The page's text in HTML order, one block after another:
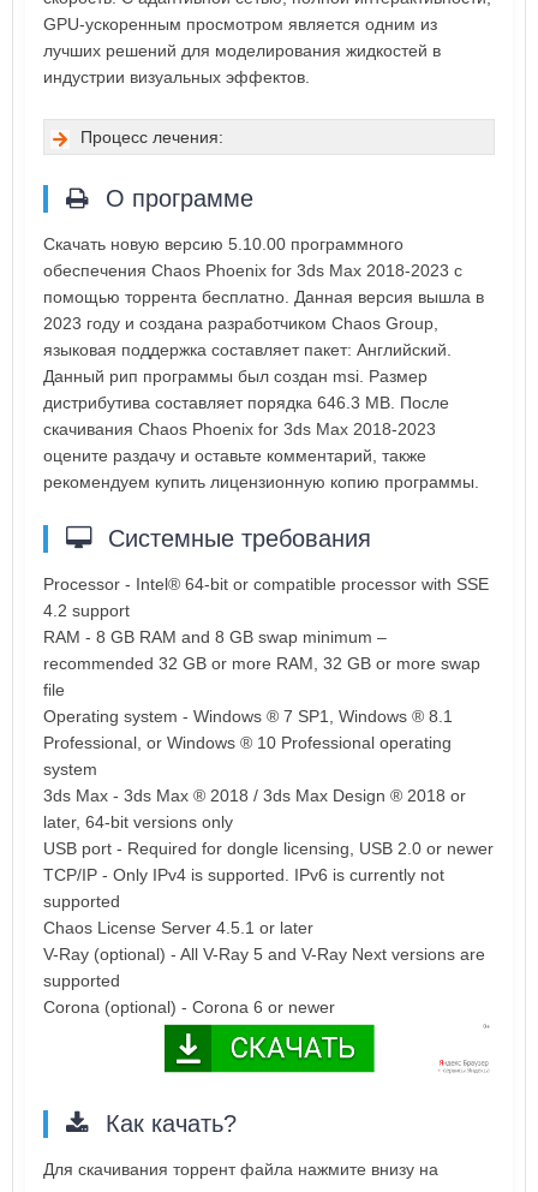
GPU-ускоренным просмотром является одним из
лучших решений для моделирования жидкостей в
индустрии визуальных эффектов.
Процесс лечения:
О программе
Скачать новую версию 5.10.00 программного
обеспечения Chaos Phoenix for 3ds Max 2018-2023 с
помощью торрента бесплатно. Данная версия вышла в
2023 году и создана разработчиком Chaos Group,
языковая поддержка составляет пакет: Английский.
Данный рип программы был создан msi. Размер
дистрибутива составляет порядка 646.3 MB. После
скачивания Chaos Phoenix for 3ds Max 2018-2023
оцените раздачу и оставьте комментарий, также
рекомендуем купить лицензионную копию программы.
Системные требования
Processor - Intel® 64-bit or compatible processor with SSE
4.2 support
RAM - 8 GB RAM and 8 GB swap minimum –
recommended 32 GB or more RAM, 32 GB or more swap
file
Operating system - Windows ® 7 SP1, Windows ® 8.1
Professional, or Windows ® 10 Professional operating
system
3ds Max - 3ds Max ® 2018 / 3ds Max Design ® 2018 or
later, 64-bit versions only
USB port - Required for dongle licensing, USB 2.0 or newer
TCP/IP - Only IPv4 is supported. IPv6 is currently not
supported
Chaos License Server 4.5.1 or later
V-Ray (optional) - All V-Ray 5 and V-Ray Next versions are
supported
Corona (optional) - Corona 6 or newer
Как качать?
Для скачивания торрент файла нажмите внизу на